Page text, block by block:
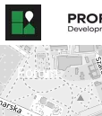
Forum